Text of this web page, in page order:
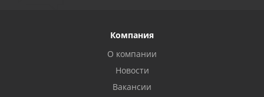
Компания
О компании
Новости
Вакансии